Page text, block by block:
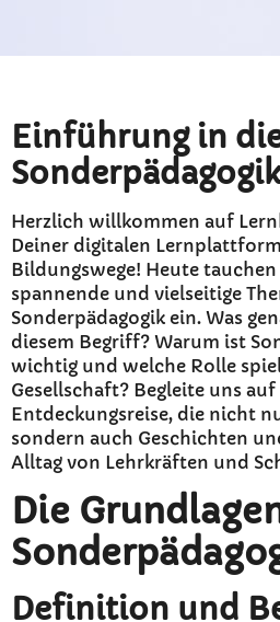
Einführung in
Sonderpädagogik
Herzlich willkommen auf
Deiner digitalen
Bildungswege! Heute
spannende und vielseitige
Sonderpädagogik ein. Was
diesem Begriff? Warum ist
wichtig und welche Rolle
Gesellschaft? Begleite uns auf
Entdeckungsreise, die nicht
sondern auch Geschichten
Alltag von Lehrkräften und
Die
Definition und